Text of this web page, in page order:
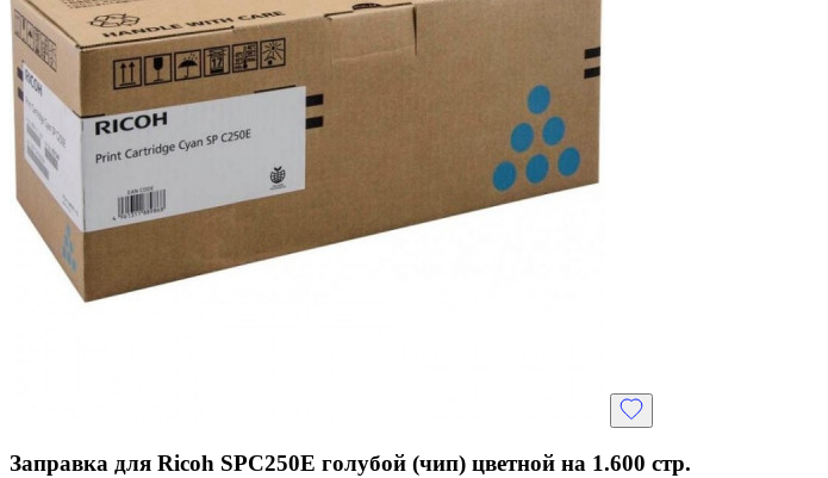
Заправка для Ricoh SPC250E голубой (чип) цветной на 1.600 стр.